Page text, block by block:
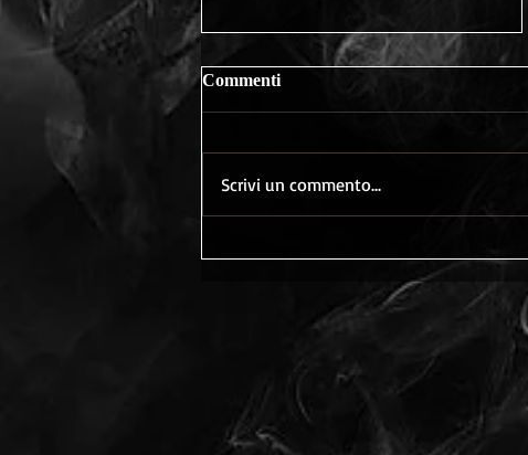
mio Kalttaykh a Milano
Commenti
Scrivi un commento...